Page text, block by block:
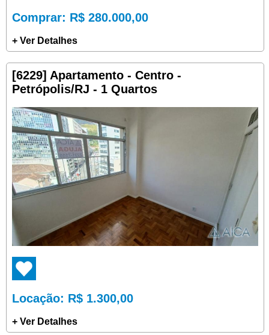
Comprar: R$ 280.000,00
+ Ver Detalhes
[6229] Apartamento - Centro -
Petrópolis/RJ - 1 Quartos
Locação: R$ 1.300,00
+ Ver Detalhes